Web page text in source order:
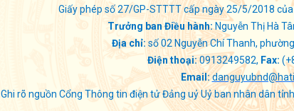
Giấy phép số 27/GP-STTTT cấp ngày 25/5/2018
Trưởng ban Điều hành:Nguyễn Thị Hà
Địa chỉ: số 02 Nguyễn Chí Thanh,
Điện thoại:0913249582, Fax:
Email:
Ghi rõ nguồn Cổng Thông tin điện tử Đảng uỷ Uỷ ban nhân dân